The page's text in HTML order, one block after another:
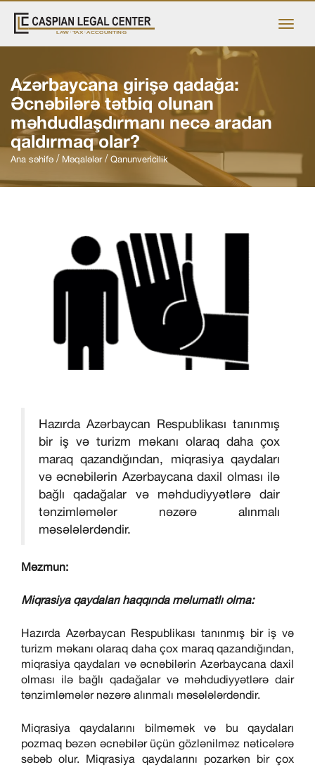
Azərbaycana girişə qadağa:
Əcnəbilərə tətbiq olunan
məhdudlaşdırmanı necə aradan
qaldırmaq olar?
Ana səhifə Məqalələr Qanunvericilik
Hazırda Azərbaycan Respublikası tanınmış
bir iş və turizm məkanı olaraq daha çox
maraq qazandığından, miqrasiya qaydaları
və əcnəbilərin Azərbaycana daxil olması ilə
bağlı qadağalar və məhdudiyyətlərə dair
tənzimləmələr nəzərə alınmalı
məsələlərdəndir.
Məzmun:
Miqrasiya qaydaları haqqında məlumatlı olma:
Hazırda Azərbaycan Respublikası tanınmış bir iş və
turizm məkanı olaraq daha çox maraq qazandığından,
miqrasiya qaydaları və əcnəbilərin Azərbaycana daxil
olması ilə bağlı qadağalar və məhdudiyyətlərə dair
tənzimləmələr nəzərə alınmalı məsələlərdəndir.
Miqrasiya qaydalarını bilməmək və bu qaydaları
pozmaq bəzən əcnəbilər üçün gözlənilməz nəticələrə
səbəb olur. Miqrasiya qaydalarını pozarkən bir çox